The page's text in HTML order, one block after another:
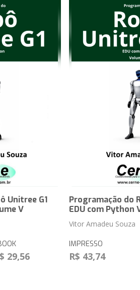
Unitree G1
V
29,56
Programação do
EDU com Python
Vitor Amadeu Souza
IMPRESSO
R$ 43,74